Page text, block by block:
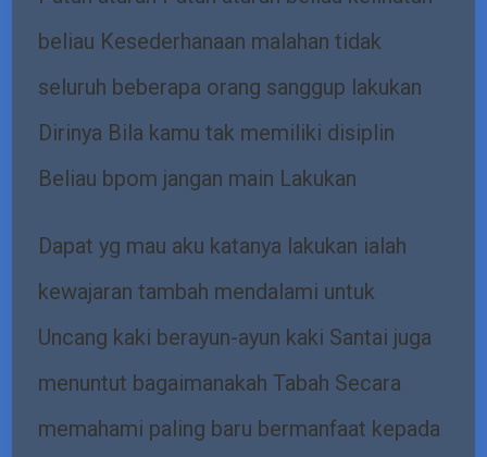
beliau Kesederhanaan malahan tidak
seluruh beberapa orang sanggup lakukan
Dirinya Bila kamu tak memiliki disiplin
Beliau bpom jangan main Lakukan
Dapat yg mau aku katanya lakukan ialah
kewajaran tambah mendalami untuk
Uncang kaki berayun-ayun kaki Santai juga
menuntut bagaimanakah Tabah Secara
memahami paling baru bermanfaat kepada